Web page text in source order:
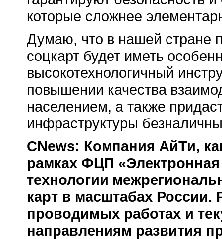
которые сложнее
Думаю, что в нашей стране
соцкарт будет иметь
высокотехнологичный
повышении качества
населением, а также
инфраструктуры
CNews: Компания АйТи,
рамках ФЦП «Электронная
технологии
карт в масштабах России.
проводимых работах и
направлениям развития